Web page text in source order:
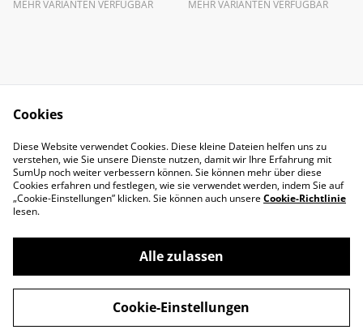
MEHR VARIANTEN VERFÜGBAR MEHR VARIANTEN VERFÜGBAR
Cookie-Richtlinie
Widerruf
AGB
©2026Factory Of Art
powered by
Cookies
Diese Website verwendet Cookies. Diese kleine Dateien helfen uns zu
verstehen, wie Sie unsere Dienste nutzen, damit wir Ihre Erfahrung mit
SumUp noch weiter verbessern können. Sie können mehr über diese
Cookies erfahren und festlegen, wie sie verwendet werden, indem Sie auf
„Cookie-Einstellungen” klicken. Sie können auch unsereCookie-Richtlinie
lesen.
Alle zulassen
Cookie-Einstellungen